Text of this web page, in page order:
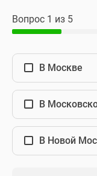
Вопрос 1 из 5
В Москве
В
В Новой